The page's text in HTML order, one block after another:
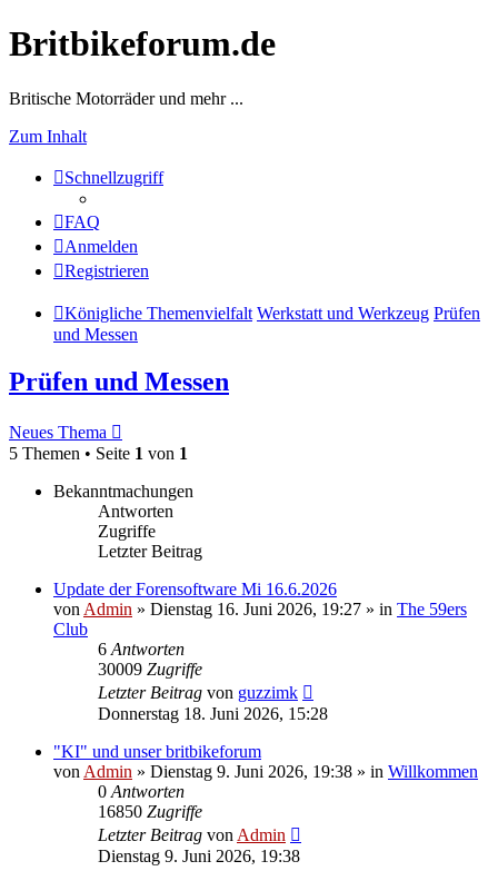
Britbikeforum.de
Britische Motorräder und mehr ...
Zum Inhalt
Schnellzugriff
FAQ
Anmelden
Registrieren
Königliche Themenvielfalt Werkstatt und Werkzeug Prüfen
und Messen
Prüfen und Messen
Neues Thema
5 Themen • Seite 1 von 1
Bekanntmachungen
Antworten
Zugriffe
Letzter Beitrag
Update der Forensoftware Mi 16.6.2026
von Admin » Dienstag 16. Juni 2026, 19:27 » in The 59ers
Club
6 Antworten
30009 Zugriffe
Letzter Beitrag von guzzimk
Donnerstag 18. Juni 2026, 15:28
"KI" und unser britbikeforum
von Admin » Dienstag 9. Juni 2026, 19:38 » in Willkommen
0 Antworten
16850 Zugriffe
Letzter Beitrag von Admin
Dienstag 9. Juni 2026, 19:38